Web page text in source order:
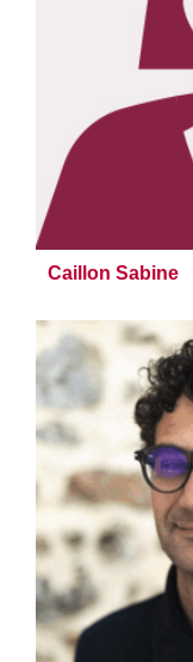
Caillon Sabine